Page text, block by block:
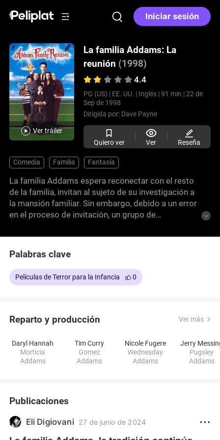
Iniciar sesión
Ver tráiler
La familia Addams: La
reunión (1998)
4.4
PG (US) | EE. UU. | Inglés | 91 min | 22 de
Sep de 1998
Dirigida por: Dave Payne
Quiero ver Ver Reseña
Comedia Familia Fantasía
La familia Addams espera reconectar con el resto
de la familia, invitan al sujeto de su investigación a
la mansión familiar. Sin embargo, debido a un error
en el proceso de invitación, un grupo de
a la mansión. Estos impostores son alegres y una
familia normal. Estas familias se ven envueltas en
situaciones humorísticas al chocar sus
personalidades y estilos de vida opuestos: ¡Una
comedia mortal para toda la familia!
Palabras clave
Películas de Terror para la Infancia 0
Reparto y producción Ver más
Daryl Hannah
Morticia
Addams
Tim Curry
Gomez
Addams
Nicole Fugere
Wednesday
Addams
Jerry
Pugsley
Addams
Publicaciones
Eli Digiovani 27 de junio de 2024